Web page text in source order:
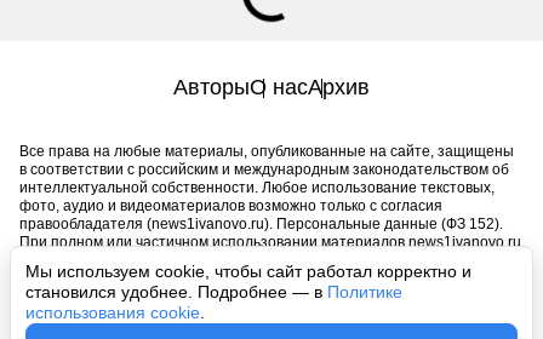
Мы используем cookie, чтобы сайт работал корректно и
становился удобнее. Подробнее — в Политике
использования cookie
АвторыО насАрхив
Все права на любые материалы, опубликованные на сайте, защищены
в соответствии с российским и международным законодательством об
интеллектуальной собственности. Любое использование текстовых,
фото, аудио и видеоматериалов возможно только с согласия
правообладателя (news1ivanovo.ru). Персональные данные (ФЗ 152).
При полном или частичном использовании материалов news1ivanovo.ru
обязательна. Запрещено для детей. Оригинал текста:
https://news1ivanovo.ru/
Пользовательское соглашение